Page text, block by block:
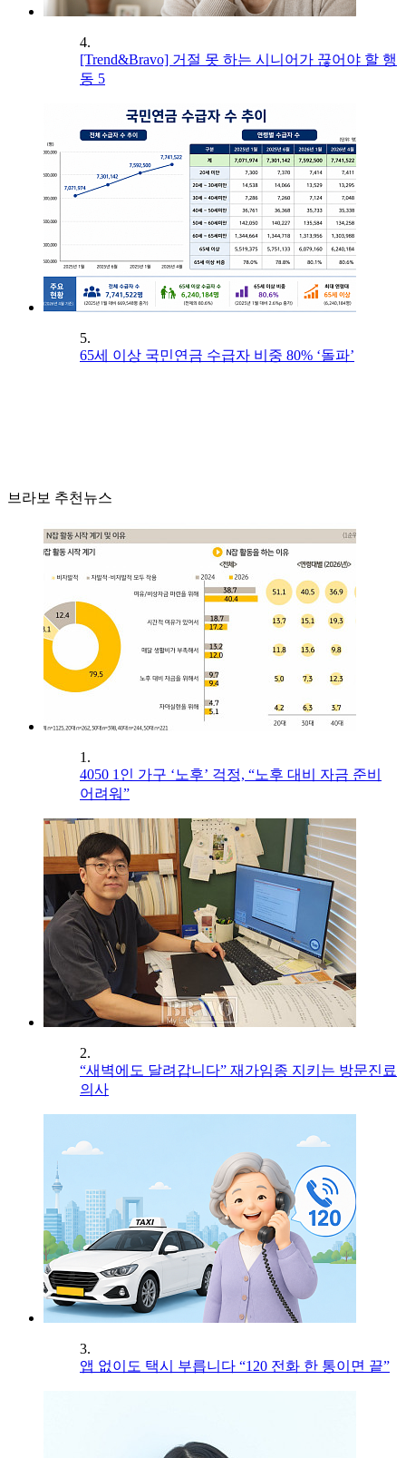
4.
[Trend&Bravo] 거절 못 하는 시니어가 끊어야 할 행
동 5
5.
65세 이상 국민연금 수급자 비중 80% ‘돌파’
브라보 추천뉴스
1.
4050 1인 가구 ‘노후’ 걱정, “노후 대비 자금 준비
어려워”
2.
“새벽에도 달려갑니다” 재가임종 지키는 방문진료
의사
3.
앱 없이도 택시 부릅니다 “120 전화 한 통이면 끝”